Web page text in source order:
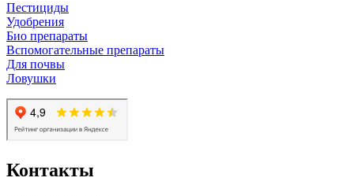
Пестициды
Удобрения
Био препараты
Вспомогательные препараты
Для почвы
Ловушки
Контакты